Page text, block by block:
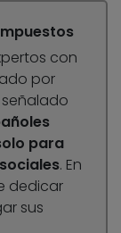
con
por
para
. En
dedicar
sus